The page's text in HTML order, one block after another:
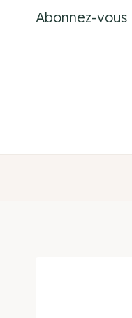
au
Abonnez-vous